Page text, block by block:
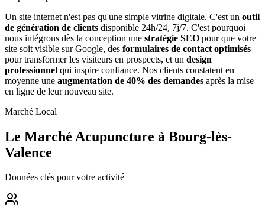
Un site internet n'est pas qu'une simple vitrine digitale. C'est un outil
de génération de clients disponible 24h/24, 7j/7. C'est pourquoi
nous intégrons dès la conception une stratégie SEO pour que votre
site soit visible sur Google, des formulaires de contact optimisés
pour transformer les visiteurs en prospects, et un design
professionnel qui inspire confiance. Nos clients constatent en
moyenne une augmentation de 40% des demandes après la mise
en ligne de leur nouveau site.
Marché Local
Le Marché Acupuncture à Bourg-lès-
Valence
Données clés pour votre activité